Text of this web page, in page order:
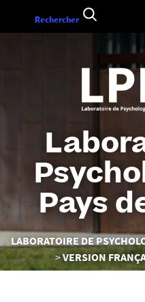
Pays
Vous
êtes
ici :
LABORATOIRE DE
VERSION
Rechercher